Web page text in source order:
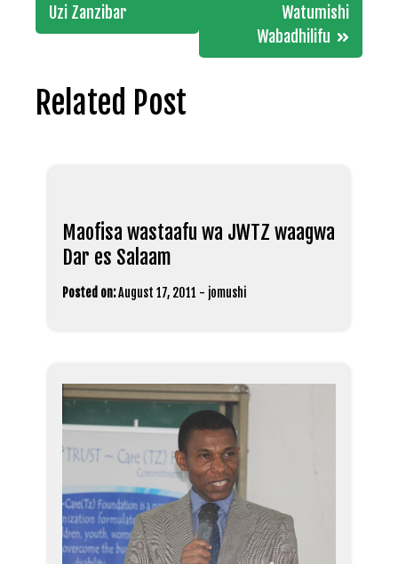
Uzi Zanzibar
Watumishi
Wabadhilifu
Related Post
Maofisa wastaafu wa JWTZ waagwa
Dar es Salaam
Posted on:August 17, 2011 - jomushi